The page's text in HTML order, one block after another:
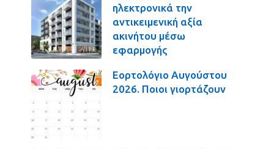
ηλεκτρονικά την
αντικειμενική αξία
ακινήτου μέσω
εφαρμογής
Εορτολόγιο Αυγούστου
2026. Ποιοι γιορτάζουν